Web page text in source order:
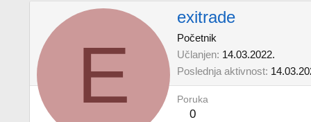
E
exitrade
Početnik
Učlanjen 14.03.2022.
Poslednja aktivnost
Poruka
0